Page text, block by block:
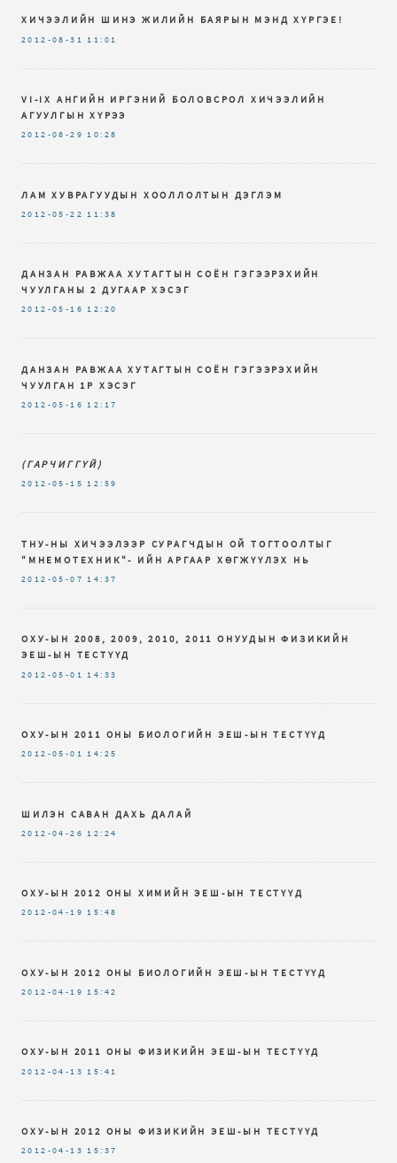
ХИЧЭЭЛИЙН ШИНЭ ЖИЛИЙН БАЯРЫН МЭНД ХҮРГЭЕ!
2012-08-31 11:01
VI-IX AНГИЙН ИРГЭНИЙ БОЛОВСРОЛ ХИЧЭЭЛИЙН
АГУУЛГЫН ХҮРЭЭ
2012-08-29 10:28
ЛАМ ХУВРАГУУДЫН ХООЛЛОЛТЫН ДЭГЛЭМ
2012-05-22 11:38
ДАНЗАН РАВЖАА ХУТАГТЫН СОЁН ГЭГЭЭРЭХИЙН
ЧУУЛГАНЫ 2 ДУГААР ХЭСЭГ
2012-05-16 12:20
ДАНЗАН РАВЖАА ХУТАГТЫН СОЁН ГЭГЭЭРЭХИЙН
ЧУУЛГАН 1Р ХЭСЭГ
2012-05-16 12:17
(ГАРЧИГГҮЙ)
2012-05-15 12:59
ТНУ-НЫ ХИЧЭЭЛЭЭР СУРАГЧДЫН ОЙ ТОГТООЛТЫГ
"МНЕМОТЕХНИК"- ИЙН АРГААР ХӨГЖҮҮЛЭХ НЬ
2012-05-07 14:37
ОХУ-ЫН 2008, 2009, 2010, 2011 ОНУУДЫН ФИЗИКИЙН
ЭЕШ-ЫН ТЕСТҮҮД
2012-05-01 14:33
ОХУ-ЫН 2011 ОНЫ БИОЛОГИЙН ЭЕШ-ЫН ТЕСТҮҮД
2012-05-01 14:25
ШИЛЭН САВАН ДАХЬ ДАЛАЙ
2012-04-26 12:24
ОХУ-ЫН 2012 ОНЫ ХИМИЙН ЭЕШ-ЫН ТЕСТҮҮД
2012-04-19 15:48
ОХУ-ЫН 2012 ОНЫ БИОЛОГИЙН ЭЕШ-ЫН ТЕСТҮҮД
2012-04-19 15:42
ОХУ-ЫН 2011 ОНЫ ФИЗИКИЙН ЭЕШ-ЫН ТЕСТҮҮД
2012-04-13 15:41
ОХУ-ЫН 2012 ОНЫ ФИЗИКИЙН ЭЕШ-ЫН ТЕСТҮҮД
2012-04-13 15:37